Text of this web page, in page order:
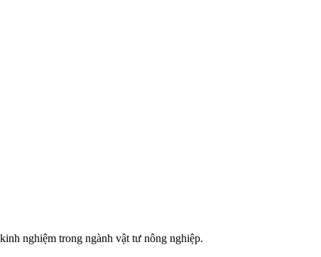
nghiệm trong ngành vật tư nông nghiệp.